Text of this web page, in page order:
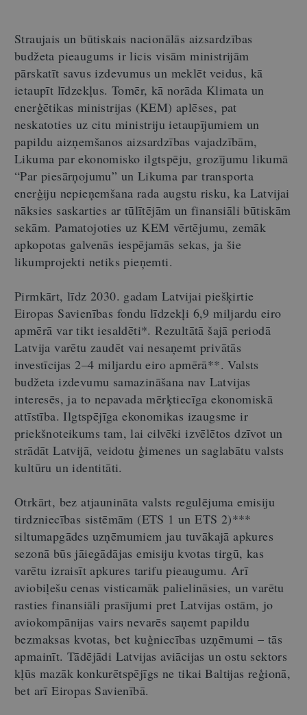
Straujais un būtiskais nacionālās aizsardzības
budžeta pieaugums ir licis visām ministrijām
pārskatīt savus izdevumus un meklēt veidus, kā
ietaupīt līdzekļus. Tomēr, kā norāda Klimata un
enerģētikas ministrijas (KEM) aplēses, pat
neskatoties uz citu ministriju ietaupījumiem un
papildu aizņemšanos aizsardzības vajadzībām,
Likuma par ekonomisko ilgtspēju, grozījumu likumā
“Par piesārņojumu” un Likuma par transporta
enerģiju nepieņemšana rada augstu risku, ka Latvijai
nāksies saskarties ar tūlītējām un finansiāli būtiskām
sekām. Pamatojoties uz KEM vērtējumu, zemāk
apkopotas galvenās iespējamās sekas, ja šie
likumprojekti netiks pieņemti.
Pirmkārt, līdz 2030. gadam Latvijai piešķirtie
Eiropas Savienības fondu līdzekļi 6,9 miljardu eiro
apmērā var tikt iesaldēti*. Rezultātā šajā periodā
Latvija varētu zaudēt vai nesaņemt privātās
investīcijas 2–4 miljardu eiro apmērā**. Valsts
budžeta izdevumu samazināšana nav Latvijas
interesēs, ja to nepavada mērķtiecīga ekonomiskā
attīstība. Ilgtspējīga ekonomikas izaugsme ir
priekšnoteikums tam, lai cilvēki izvēlētos dzīvot un
strādāt Latvijā, veidotu ģimenes un saglabātu valsts
kultūru un identitāti.
Otrkārt, bez atjaunināta valsts regulējuma emisiju
tirdzniecības sistēmām (ETS 1 un ETS 2)***
siltumapgādes uzņēmumiem jau tuvākajā apkures
sezonā būs jāiegādājas emisiju kvotas tirgū, kas
varētu izraisīt apkures tarifu pieaugumu. Arī
aviobiļešu cenas visticamāk palielināsies, un varētu
rasties finansiāli prasījumi pret Latvijas ostām, jo
aviokompānijas vairs nevarēs saņemt papildu
bezmaksas kvotas, bet kuģniecības uzņēmumi – tās
apmainīt. Tādējādi Latvijas aviācijas un ostu sektors
kļūs mazāk konkurētspējīgs ne tikai Baltijas reģionā,
bet arī Eiropas Savienībā.